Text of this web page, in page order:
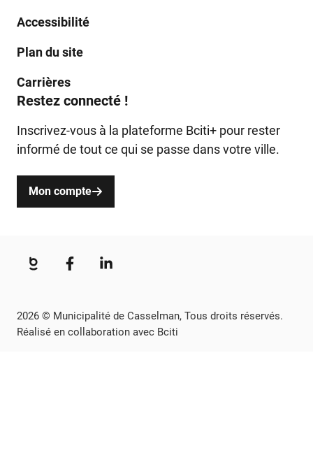
Accessibilité
Plan du site
Carrières
Restez connecté !
Inscrivez-vous à la plateforme Bciti+ pour rester
informé de tout ce qui se passe dans votre ville.
Mon compte
2026 © Municipalité de Casselman, Tous droits réservés.
Réalisé en collaboration avec Bciti